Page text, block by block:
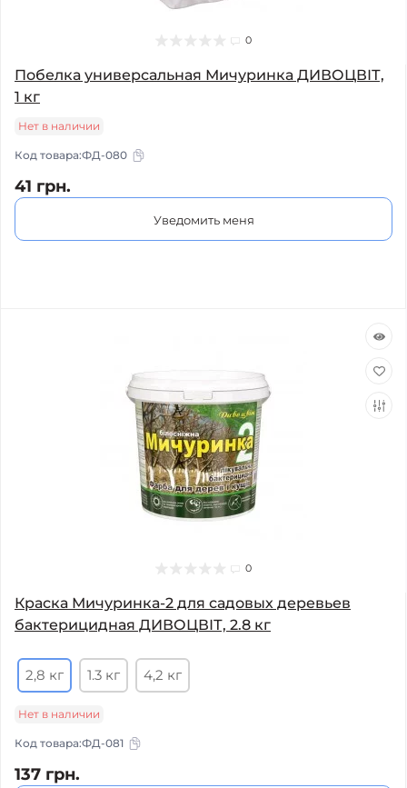
0
Побелка универсальная Мичуринка ДИВОЦВІТ,
1 кг
Нет в наличии
Код товара:ФД-080
41 грн.
Уведомить меня
0
Краска Мичуринка-2 для садовых деревьев
бактерицидная ДИВОЦВІТ, 2.8 кг
2,8 кг 1.3 кг 4,2 кг
Нет в наличии
Код товара:ФД-081
137 грн.